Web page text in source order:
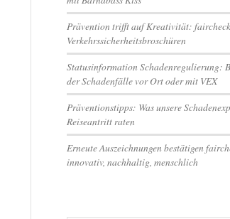
Prävention trifft auf Kreativität:
Verkehrssicherheitsbroschüren
Statusinformation Schadenregulierung:
der Schadenfälle vor Ort oder mit VEX
Präventionstipps: Was unsere
Reiseantritt raten
Erneute Auszeichnungen bestätigen
innovativ, nachhaltig, menschlich